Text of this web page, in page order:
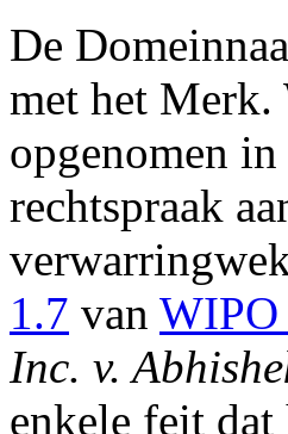
De
met het Merk.
opgenomen
rechtspraak
1.7 van
Inc. v.
enkele feit dat